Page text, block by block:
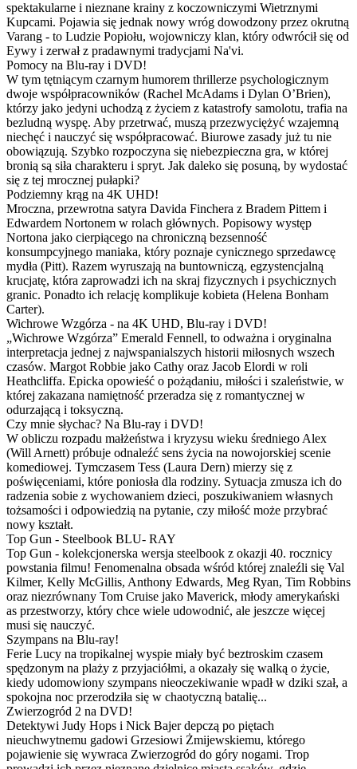
spektakularne i nieznane krainy z koczowniczymi Wietrznymi
Kupcami. Pojawia się jednak nowy wróg dowodzony przez okrutną
Varang - to Ludzie Popiołu, wojowniczy klan, który odwrócił się od
Eywy i zerwał z pradawnymi tradycjami Na'vi.
Pomocy na Blu-ray i DVD!
W tym tętniącym czarnym humorem thrillerze psychologicznym
dwoje współpracowników (Rachel McAdams i Dylan O’Brien),
którzy jako jedyni uchodzą z życiem z katastrofy samolotu, trafia na
bezludną wyspę. Aby przetrwać, muszą przezwyciężyć wzajemną
niechęć i nauczyć się współpracować. Biurowe zasady już tu nie
obowiązują. Szybko rozpoczyna się niebezpieczna gra, w której
bronią są siła charakteru i spryt. Jak daleko się posuną, by wydostać
się z tej mrocznej pułapki?
Podziemny krąg na 4K UHD!
Mroczna, przewrotna satyra Davida Finchera z Bradem Pittem i
Edwardem Nortonem w rolach głównych. Popisowy występ
Nortona jako cierpiącego na chroniczną bezsenność
konsumpcyjnego maniaka, który poznaje cynicznego sprzedawcę
mydła (Pitt). Razem wyruszają na buntowniczą, egzystencjalną
krucjatę, która zaprowadzi ich na skraj fizycznych i psychicznych
granic. Ponadto ich relację komplikuje kobieta (Helena Bonham
Carter).
Wichrowe Wzgórza - na 4K UHD, Blu-ray i DVD!
„Wichrowe Wzgórza” Emerald Fennell, to odważna i oryginalna
interpretacja jednej z najwspanialszych historii miłosnych wszech
czasów. Margot Robbie jako Cathy oraz Jacob Elordi w roli
Heathcliffa. Epicka opowieść o pożądaniu, miłości i szaleństwie, w
której zakazana namiętność przeradza się z romantycznej w
odurzającą i toksyczną.
Czy mnie słychac? Na Blu-ray i DVD!
W obliczu rozpadu małżeństwa i kryzysu wieku średniego Alex
(Will Arnett) próbuje odnaleźć sens życia na nowojorskiej scenie
komediowej. Tymczasem Tess (Laura Dern) mierzy się z
poświęceniami, które poniosła dla rodziny. Sytuacja zmusza ich do
radzenia sobie z wychowaniem dzieci, poszukiwaniem własnych
tożsamości i odpowiedzią na pytanie, czy miłość może przybrać
nowy kształt.
Top Gun - Steelbook BLU- RAY
Top Gun - kolekcjonerska wersja steelbook z okazji 40. rocznicy
powstania filmu! Fenomenalna obsada wśród której znaleźli się Val
Kilmer, Kelly McGillis, Anthony Edwards, Meg Ryan, Tim Robbins
oraz niezrównany Tom Cruise jako Maverick, młody amerykański
as przestworzy, który chce wiele udowodnić, ale jeszcze więcej
musi się nauczyć.
Szympans na Blu-ray!
Ferie Lucy na tropikalnej wyspie miały być beztroskim czasem
spędzonym na plaży z przyjaciółmi, a okazały się walką o życie,
kiedy udomowiony szympans nieoczekiwanie wpadł w dziki szał, a
spokojna noc przerodziła się w chaotyczną batalię...
Zwierzogród 2 na DVD!
Detektywi Judy Hops i Nick Bajer depczą po piętach
nieuchwytnemu gadowi Grzesiowi Żmijewskiemu, którego
pojawienie się wywraca Zwierzogród do góry nogami. Trop